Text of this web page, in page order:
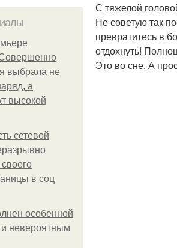
выбрала не
а
высокой
сетевой
в соц
особенной
и невероятным
С тяжелой
Не советую так
превратитесь в
отдохнуть!
Это во сне. А